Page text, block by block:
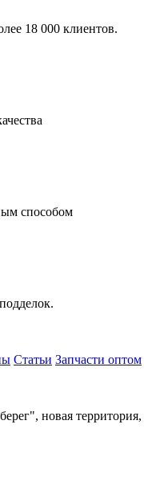
18 000 клиентов.
способом
Статьи Запчасти оптом
новая территория,